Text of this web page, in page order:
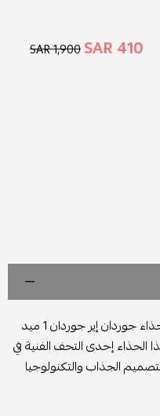
410 SAR
1,900 SAR
احصل على الأناقة والأداء الاستثنائي مع حذاء جوردان إير جوردان 1 ميد
الحذاء إحدى التحف الفنية في
الجذاب والتكنولوجيا